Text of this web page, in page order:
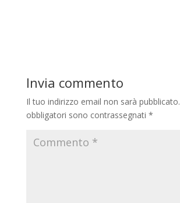
Invia commento
Il tuo indirizzo email non sarà pubblicato.
obbligatori sono contrassegnati *